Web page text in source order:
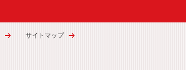
サイトマップ